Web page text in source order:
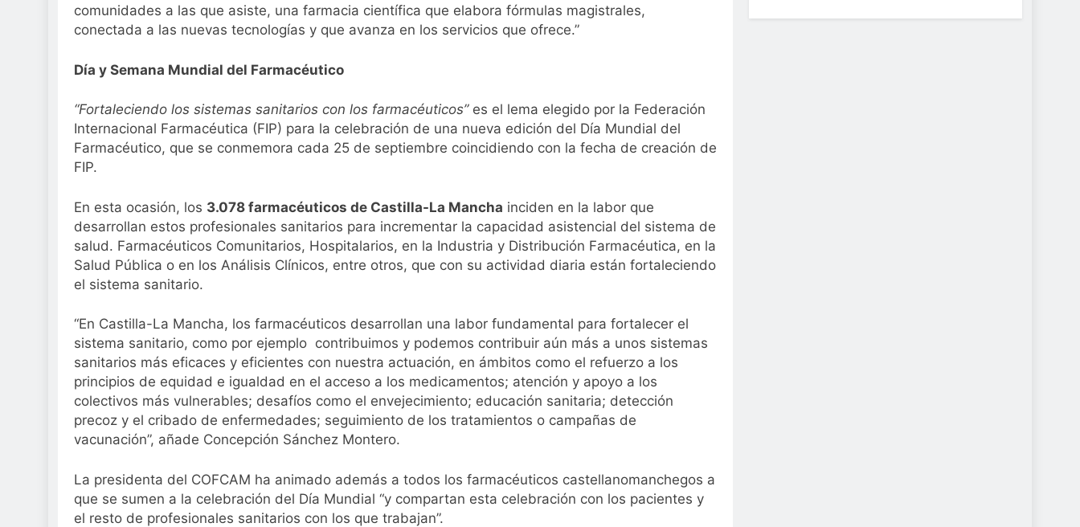
comunidades a las que asiste, una farmacia científica que elabora fórmulas magistrales,
conectada a las nuevas tecnologías y que avanza en los servicios que ofrece.”
Día y Semana Mundial del Farmacéutico
“Fortaleciendo los sistemas sanitarios con los farmacéuticos” es el lema elegido por la Federación
Internacional Farmacéutica (FIP) para la celebración de una nueva edición del Día Mundial del
Farmacéutico, que se conmemora cada 25 de septiembre coincidiendo con la fecha de creación de
FIP.
En esta ocasión, los 3.078 farmacéuticos de Castilla-La Mancha inciden en la labor que
desarrollan estos profesionales sanitarios para incrementar la capacidad asistencial del sistema de
salud. Farmacéuticos Comunitarios, Hospitalarios, en la Industria y Distribución Farmacéutica, en la
Salud Pública o en los Análisis Clínicos, entre otros, que con su actividad diaria están fortaleciendo
el sistema sanitario.
“En Castilla-La Mancha, los farmacéuticos desarrollan una labor fundamental para fortalecer el
sistema sanitario, como por ejemplo contribuimos y podemos contribuir aún más a unos sistemas
sanitarios más eficaces y eficientes con nuestra actuación, en ámbitos como el refuerzo a los
principios de equidad e igualdad en el acceso a los medicamentos; atención y apoyo a los
colectivos más vulnerables; desafíos como el envejecimiento; educación sanitaria; detección
precoz y el cribado de enfermedades; seguimiento de los tratamientos o campañas de
vacunación”, añade Concepción Sánchez Montero.
La presidenta del COFCAM ha animado además a todos los farmacéuticos castellanomanchegos a
que se sumen a la celebración del Día Mundial “y compartan esta celebración con los pacientes y
el resto de profesionales sanitarios con los que trabajan”.
con dolor y rigidez a
sobre el presente y